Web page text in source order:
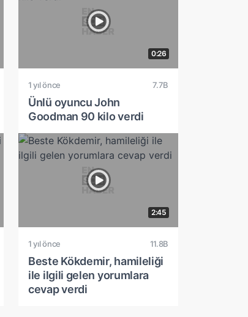
0:26
1 yıl önce 7.7B
Ünlü oyuncu John
Goodman 90 kilo verdi
2:45
1 yıl önce 11.8B
Beste Kökdemir, hamileliği
ile ilgili gelen yorumlara
cevap verdi